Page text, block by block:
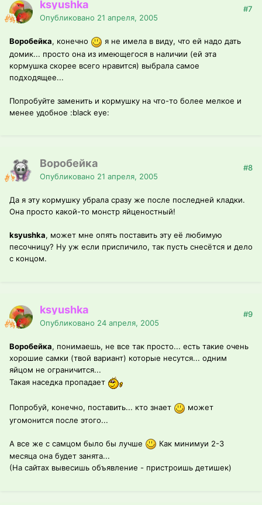
ksyushka
Опубликовано 21 апреля, 2005
#7
Воробейка, конечно
я не имела в виду, что ей надо дать
домик... просто она из имеющегося в наличии (ей эта
кормушка скорее всего нравится) выбрала самое
подходящее...
Попробуйте заменить и кормушку на что-то более мелкое и
менее удобное :black eye:
Воробейка
Опубликовано 21 апреля, 2005
#8
Да я эту кормушку убрала сразу же после последней кладки.
Она просто какой-то монстр яйценостный!
ksyushka, может мне опять поставить эту её любимую
песочницу? Ну уж если приспичило, так пусть снесётся и дело
с концом.
ksyushka
Опубликовано 24 апреля, 2005
#9
Воробейка, понимаешь, не все так просто... есть такие очень
хорошие самки (твой вариант) которые несутся... одним
яйцом не ограничится...
Такая наседка пропадает
Попробуй, конечно, поставить... кто знает
может
угомонится после этого...
А все же с самцом было бы лучше
Как минимуи 2-3
месяца она будет занята...
(На сайтах вывесишь объявление - пристроишь детишек)